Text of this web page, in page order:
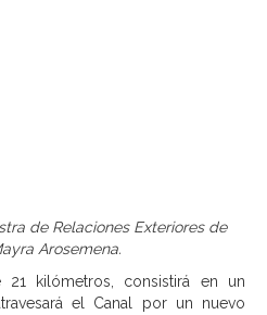
de Relaciones Exteriores de
Arosemena.
kilómetros, consistirá en un
el Canal por un nuevo